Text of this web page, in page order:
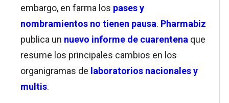
embargo, en farma los pases y
nombramientos no tienen pausa. Pharmabiz
publica un nuevo informe de cuarentena que
resume los principales cambios en los
organigramas de laboratorios nacionales y
multis.